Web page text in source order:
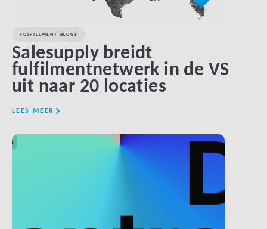
FULFILLMENT BLOGS
Salesupply breidt
fulfilmentnetwerk in de VS
uit naar 20 locaties
LEES MEER
LINK BTN